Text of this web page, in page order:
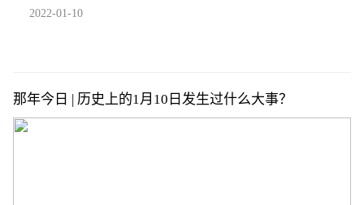
2022-01-10
那年今日 | 历史上的1月10日发生过什么大事？